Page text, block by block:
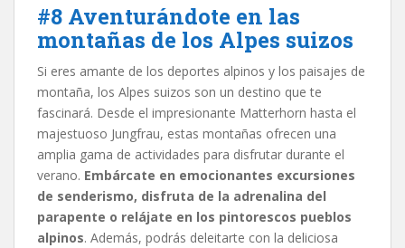
#8 Aventurándote en las
montañas de los Alpes suizos
Si eres amante de los deportes alpinos y los paisajes de
montaña, los Alpes suizos son un destino que te
fascinará. Desde el impresionante Matterhorn hasta el
majestuoso Jungfrau, estas montañas ofrecen una
amplia gama de actividades para disfrutar durante el
verano. Embárcate en emocionantes excursiones
de senderismo, disfruta de la adrenalina del
parapente o relájate en los pintorescos pueblos
alpinos. Además, podrás deleitarte con la deliciosa